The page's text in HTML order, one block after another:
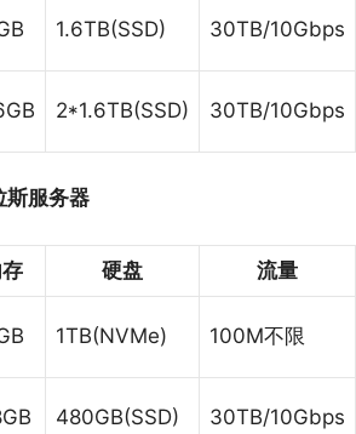
1.6TB(SSD) 30TB/10Gbps
2*1.6TB(SSD) 30TB/10Gbps
斯服务器
硬盘 流量
1TB(NVMe) 100M不限
480GB(SSD) 30TB/10Gbps